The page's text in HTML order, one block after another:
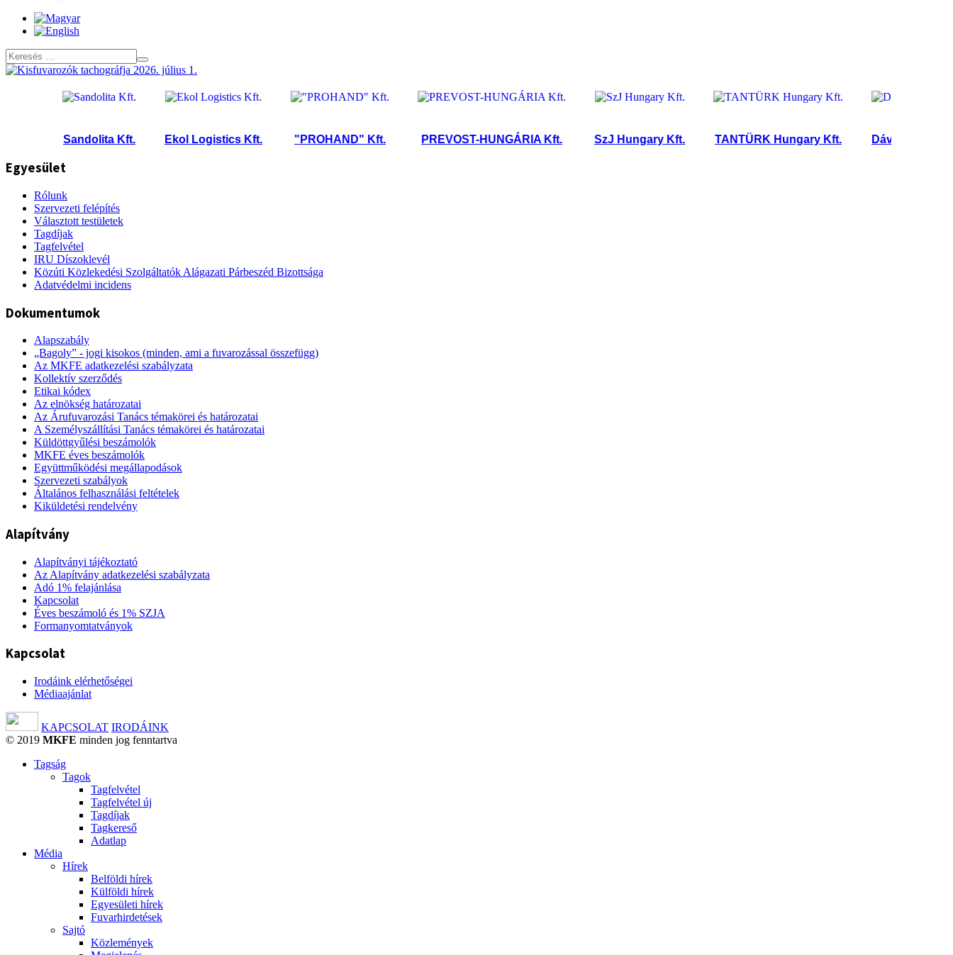
Sandolita Kft. Ekol Logistics Kft. "PROHAND" Kft. PREVOST-HUNGÁRIA Kft. SzJ Hungary Kft. TANTÜRK Hungary Kft. Dávid és Bea Kft.
Egyesület
Rólunk
Szervezeti felépítés
Választott testületek
Tagdíjak
Tagfelvétel
IRU Díszoklevél
Közúti Közlekedési Szolgáltatók Alágazati Párbeszéd Bizottsága
Adatvédelmi incidens
Dokumentumok
Alapszabály
„Bagoly” - jogi kisokos (minden, ami a fuvarozással összefügg)
Az MKFE adatkezelési szabályzata
Kollektív szerződés
Etikai kódex
Az elnökség határozatai
Az Árufuvarozási Tanács témakörei és határozatai
A Személyszállítási Tanács témakörei és határozatai
Küldöttgyűlési beszámolók
MKFE éves beszámolók
Együttműködési megállapodások
Szervezeti szabályok
Általános felhasználási feltételek
Kiküldetési rendelvény
Alapítvány
Alapítványi tájékoztató
Az Alapítvány adatkezelési szabályzata
Adó 1% felajánlása
Kapcsolat
Éves beszámoló és 1% SZJA
Formanyomtatványok
Kapcsolat
Irodáink elérhetőségei
Médiaajánlat
KAPCSOLAT IRODÁINK
© 2019 MKFE minden jog fenntartva
Tagság
Tagok
Tagfelvétel
Tagfelvétel új
Tagdíjak
Tagkereső
Adatlap
Média
Hírek
Belföldi hírek
Külföldi hírek
Egyesületi hírek
Fuvarhirdetések
Sajtó
Közlemények